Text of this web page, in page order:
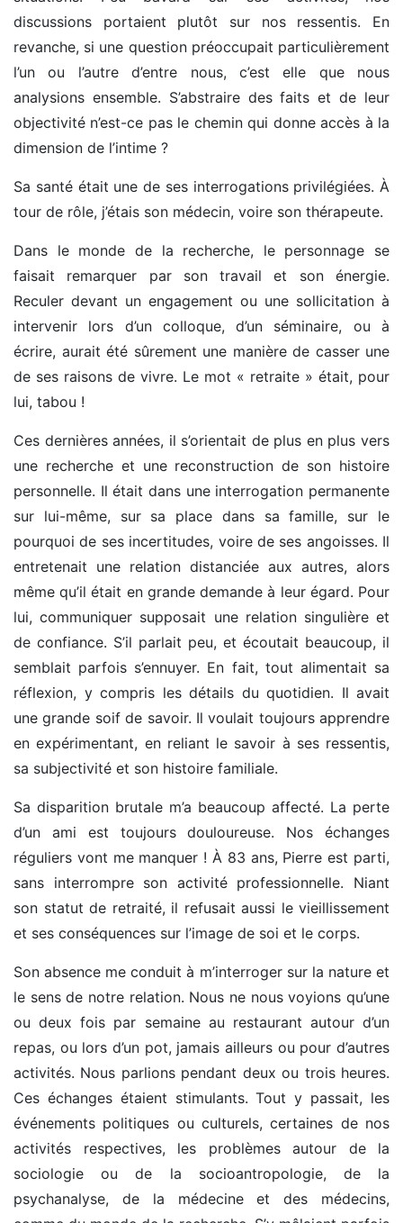
discussions portaient plutôt sur nos ressentis. En
revanche, si une question préoccupait particulièrement
l’un ou l’autre d’entre nous, c’est elle que nous
analysions ensemble. S’abstraire des faits et de leur
objectivité n’est-ce pas le chemin qui donne accès à la
dimension de l’intime ?
Sa santé était une de ses interrogations privilégiées. À
tour de rôle, j’étais son médecin, voire son thérapeute.
Dans le monde de la recherche, le personnage se
faisait remarquer par son travail et son énergie.
Reculer devant un engagement ou une sollicitation à
intervenir lors d’un colloque, d’un séminaire, ou à
écrire, aurait été sûrement une manière de casser une
de ses raisons de vivre. Le mot « retraite » était, pour
lui, tabou !
Ces dernières années, il s’orientait de plus en plus vers
une recherche et une reconstruction de son histoire
personnelle. Il était dans une interrogation permanente
sur lui-même, sur sa place dans sa famille, sur le
pourquoi de ses incertitudes, voire de ses angoisses. Il
entretenait une relation distanciée aux autres, alors
même qu’il était en grande demande à leur égard. Pour
lui, communiquer supposait une relation singulière et
de confiance. S’il parlait peu, et écoutait beaucoup, il
semblait parfois s’ennuyer. En fait, tout alimentait sa
réflexion, y compris les détails du quotidien. Il avait
une grande soif de savoir. Il voulait toujours apprendre
en expérimentant, en reliant le savoir à ses ressentis,
sa subjectivité et son histoire familiale.
Sa disparition brutale m’a beaucoup affecté. La perte
d’un ami est toujours douloureuse. Nos échanges
réguliers vont me manquer ! À 83 ans, Pierre est parti,
sans interrompre son activité professionnelle. Niant
son statut de retraité, il refusait aussi le vieillissement
et ses conséquences sur l’image de soi et le corps.
Son absence me conduit à m’interroger sur la nature et
le sens de notre relation. Nous ne nous voyions qu’une
ou deux fois par semaine au restaurant autour d’un
repas, ou lors d’un pot, jamais ailleurs ou pour d’autres
activités. Nous parlions pendant deux ou trois heures.
Ces échanges étaient stimulants. Tout y passait, les
événements politiques ou culturels, certaines de nos
activités respectives, les problèmes autour de la
sociologie ou de la socioantropologie, de la
psychanalyse, de la médecine et des médecins,